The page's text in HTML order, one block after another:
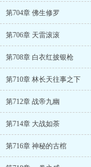
第704章 佛生修罗
第706章 天雷滚滚
第708章 白衣红披银枪
第710章 林长天往事之下
第712章 战帝九幽
第714章 大战如荼
第716章 神秘的古棺